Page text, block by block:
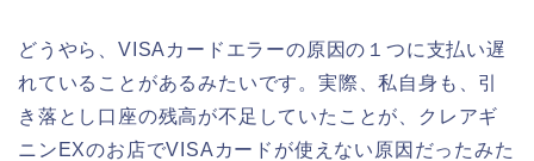
どうやら、VISAカードエラーの原因の１つに支払い遅
れていることがあるみたいです。実際、私自身も、引
き落とし口座の残高が不足していたことが、クレアギ
ニンEXのお店でVISAカードが使えない原因だったみた